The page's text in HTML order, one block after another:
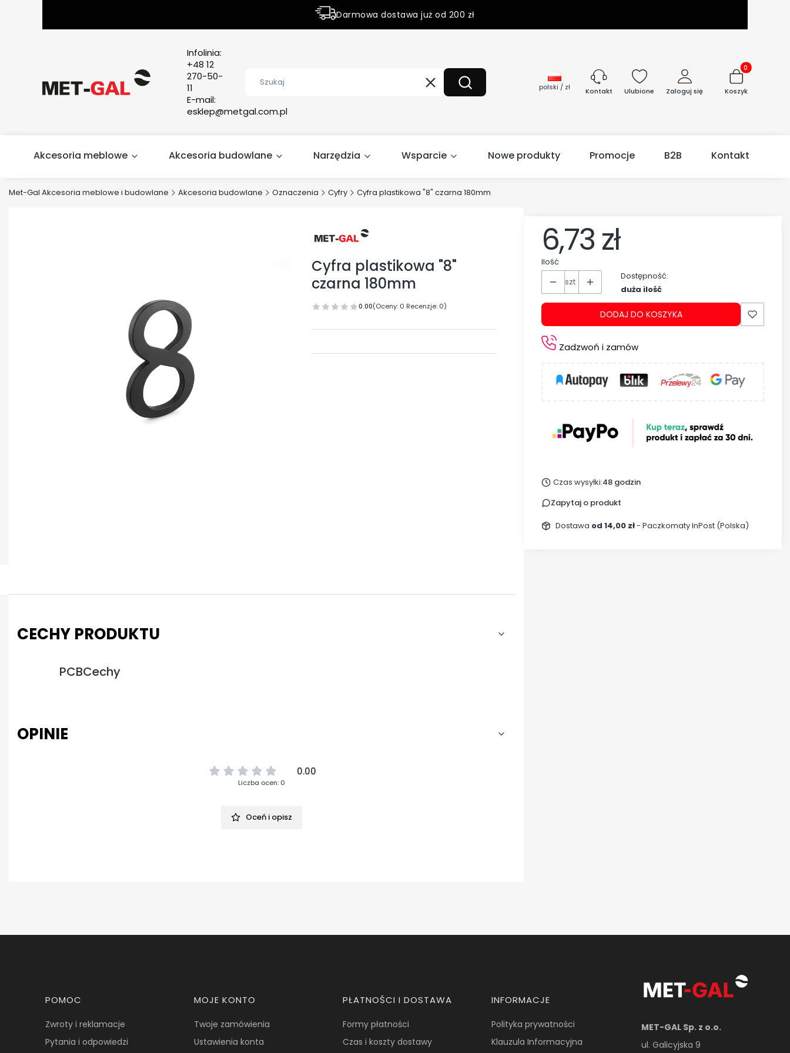
Darmowa dostawa już od 200 zł
Infolinia:
+48 12
270-50-
11
E-mail:
esklep@metgal.com.pl
WyczyśćSzukaj polski / zł Kontakt Ulubione Zaloguj się
Produkty w
Koszyk
Akcesoria meblowe Akcesoria budowlane Narzędzia Wsparcie Nowe produkty Promocje B2B Kontakt
Met-Gal Akcesoria meblowe i budowlane Akcesoria budowlane Oznaczenia Cyfry Cyfra plastikowa "8" czarna 180mm
Cyfra plastikowa "8"
czarna 180mm
0.00(Oceny: 0 Recenzje: 0)
CECHY PRODUKTU
PCBCechy
OPINIE
0.00
Liczba ocen: 0
Oceń i opisz
6,73 zł
Ilość
szt
Dostępność:
duża ilość
DODAJ DO KOSZYKA
Zadzwoń i zamów
Czas wysyłki:48 godzin
Zapytaj o produkt
Dostawa od 14,00 zł- Paczkomaty InPost (Polska)
Linki w stopce
POMOC
Zwroty i reklamacje
Pytania i odpowiedzi
MOJE KONTO
Twoje zamówienia
Ustawienia konta
PŁATNOŚCI I DOSTAWA
Formy płatności
Czas i koszty dostawy
INFORMACJE
Polityka prywatności
Klauzula Informacyjna
MET-GAL Sp. z o.o.
ul. Galicyjska 9